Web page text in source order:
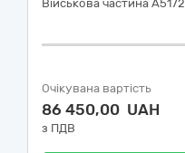
Військова частина А5172
Очікувана вартість
86 450,00 UAH
з ПДВ